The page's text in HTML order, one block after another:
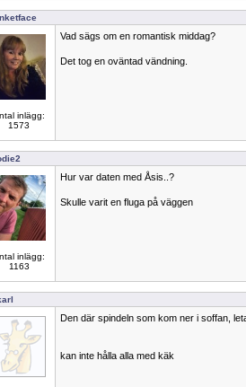
inlägg:
1573
Vad sägs om en romantisk middag?
Det tog en oväntad vändning.
inlägg:
1163
Hur var daten med Åsis..?
Skulle varit en fluga på väggen
Den där spindeln som kom ner i soffan,
kan inte hålla alla med käk